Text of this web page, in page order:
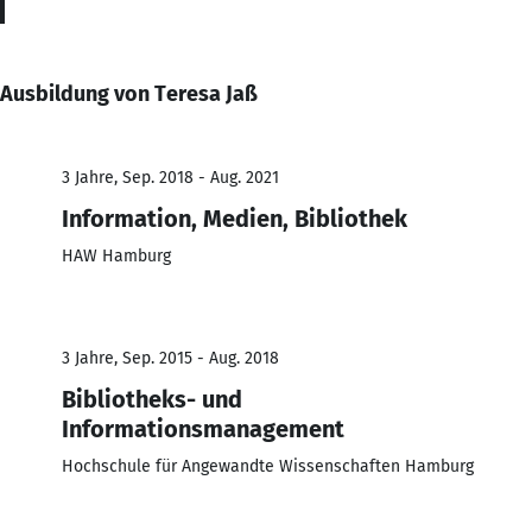
Ausbildung von Teresa Jaß
3 Jahre, Sep. 2018 - Aug. 2021
Information, Medien, Bibliothek
HAW Hamburg
3 Jahre, Sep. 2015 - Aug. 2018
Bibliotheks- und
Informationsmanagement
Hochschule für Angewandte Wissenschaften Hamburg